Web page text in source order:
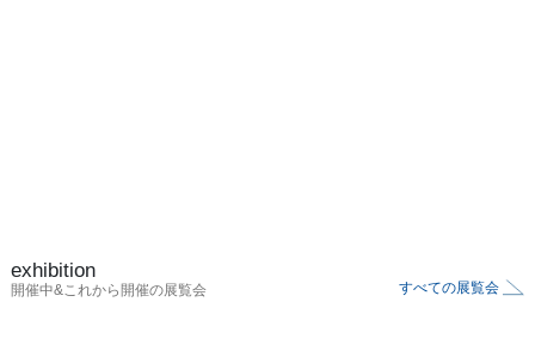
exhibition
開催中&これから開催の展覧会 すべての展覧会